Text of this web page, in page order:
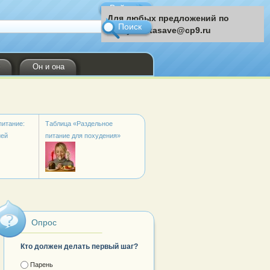
Он и она
Войти
Таблица «Раздельное
питание для похудения»
Опрос
Кто должен делать первый шаг?
Ответы
Парень
Для любых предложений по
сайту: instasave@cp9.ru